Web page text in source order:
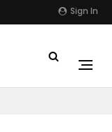
Sign In